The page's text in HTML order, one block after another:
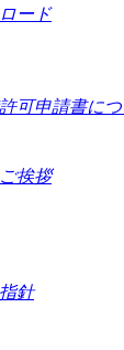
ード
可申請書に
挨拶
針